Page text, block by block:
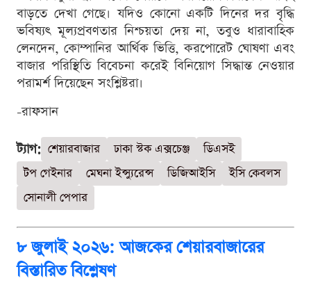
বাড়তে দেখা গেছে। যদিও কোনো একটি দিনের দর বৃদ্ধি
ভবিষ্যৎ মূল্যপ্রবণতার নিশ্চয়তা দেয় না, তবুও ধারাবাহিক
লেনদেন, কোম্পানির আর্থিক ভিত্তি, করপোরেট ঘোষণা এবং
বাজার পরিস্থিতি বিবেচনা করেই বিনিয়োগ সিদ্ধান্ত নেওয়ার
পরামর্শ দিয়েছেন সংশ্লিষ্টরা।
-রাফসান
ট্যাগ: শেয়ারবাজার ঢাকা স্টক এক্সচেঞ্জ
ডিএসই
টপ গেইনার
মেঘনা ইন্স্যুরেন্স ডিজিআইসি
ইসি কেবলস
সোনালী পেপার
৮ জুলাই ২০২৬: আজকের শেয়ারবাজারের
বিস্তারিত বিশ্লেষণ